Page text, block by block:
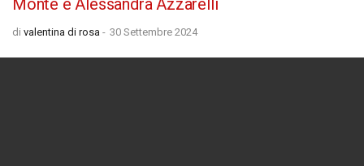
Monte e Alessandra Azzarelli
di valentina di rosa - 30 Settembre 2024